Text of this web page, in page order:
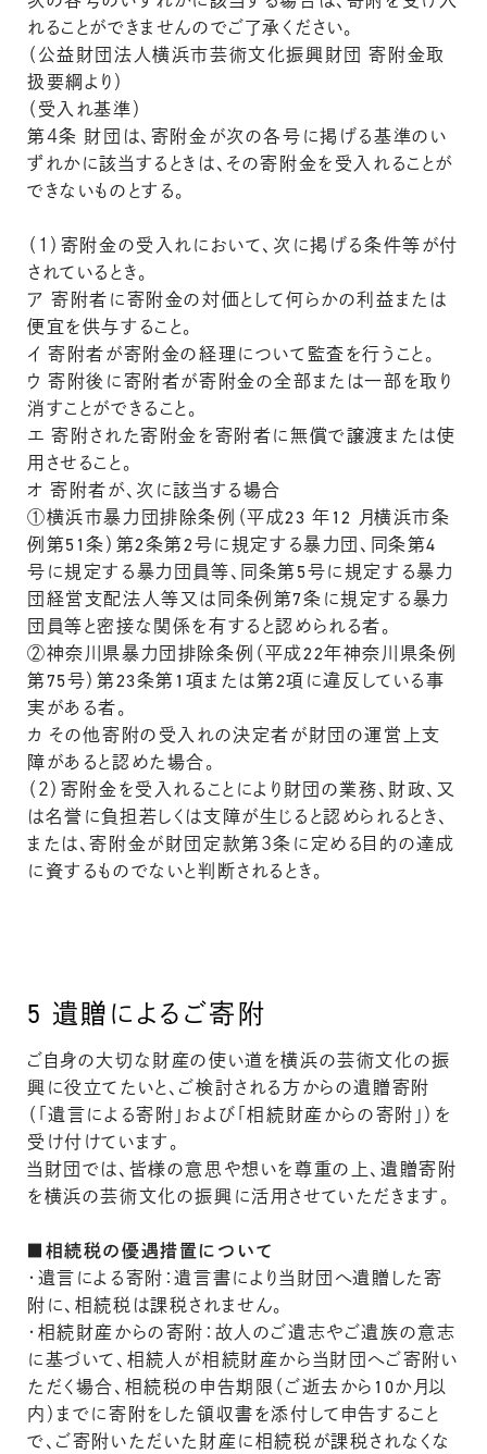
れることができませんのでご了承ください。
（公益財団法人横浜市芸術文化振興財団 寄附金取
扱要綱より）
（受入れ基準）
第４条 財団は、寄附金が次の各号に掲げる基準のい
ずれかに該当するときは、その寄附金を受入れることが
できないものとする。
（１）寄附金の受入れにおいて、次に掲げる条件等が付
されているとき。
ア 寄附者に寄附金の対価として何らかの利益または
便宜を供与すること。
イ 寄附者が寄附金の経理について監査を行うこと。
ウ 寄附後に寄附者が寄附金の全部または一部を取り
消すことができること。
エ 寄附された寄附金を寄附者に無償で譲渡または使
用させること。
オ 寄附者が、次に該当する場合
①横浜市暴力団排除条例（平成23 年12 月横浜市条
例第51条）第2条第2号に規定する暴力団、同条第4
号に規定する暴力団員等、同条第5号に規定する暴力
団経営支配法人等又は同条例第7条に規定する暴力
団員等と密接な関係を有すると認められる者。
②神奈川県暴力団排除条例（平成22年神奈川県条例
第75号）第23条第1項または第2項に違反している事
実がある者。
カ その他寄附の受入れの決定者が財団の運営上支
障があると認めた場合。
（２）寄附金を受入れることにより財団の業務、財政、又
は名誉に負担若しくは支障が生じると認められるとき、
または、寄附金が財団定款第３条に定める目的の達成
に資するものでないと判断されるとき。
5 遺贈によるご寄附
ご自身の大切な財産の使い道を横浜の芸術文化の振
興に役立てたいと、ご検討される方からの遺贈寄附
（「遺言による寄附」および「相続財産からの寄附」）を
受け付けています。
当財団では、皆様の意思や想いを尊重の上、遺贈寄附
を横浜の芸術文化の振興に活用させていただきます。
■相続税の優遇措置について
・遺言による寄附：遺言書により当財団へ遺贈した寄
附に、相続税は課税されません。
・相続財産からの寄附：故人のご遺志やご遺族の意志
に基づいて、相続人が相続財産から当財団へご寄附い
ただく場合、相続税の申告期限（ご逝去から10か月以
内）までに寄附をした領収書を添付して申告すること
で、ご寄附いただいた財産に相続税が課税されなくな